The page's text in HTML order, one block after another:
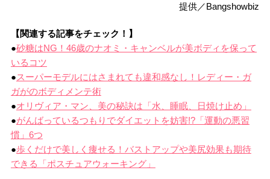
提供／Bangshowbiz
【関連する記事をチェック！】
●砂糖はNG！46歳のナオミ・キャンベルが美ボディを保って
いるコツ
●スーパーモデルにはさまれても違和感なし！レディー・ガ
ガがのボディメンテ術
●オリヴィア・マン、美の秘訣は「水、睡眠、日焼け止め」
●がんばっているつもりでダイエットを妨害!?「運動の悪習
慣」6つ
●歩くだけで美しく痩せる！バストアップや美尻効果も期待
できる「ポスチュアウォーキング」